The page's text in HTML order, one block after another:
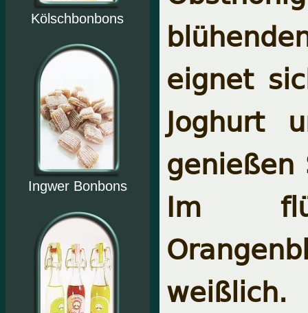
Kölschbonbons
Ingwer Bonbons
eignet
Joghurt
Im
weißlich.